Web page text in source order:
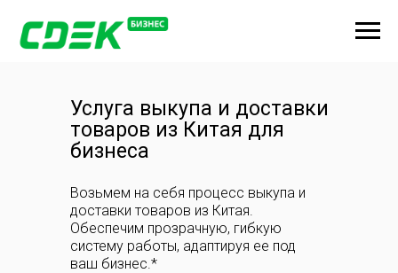
Услуга выкупа и доставки
товаров из Китая для
бизнеса
Возьмем на себя процесс выкупа и
доставки товаров из Китая.
Обеспечим прозрачную, гибкую
систему работы, адаптируя ее под
ваш бизнес.*